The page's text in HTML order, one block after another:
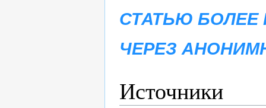
СТАТЬЮ
ЧЕРЕЗ
Источники